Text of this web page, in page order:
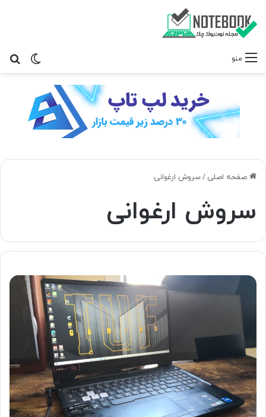
منو
صفحه اصلی /سروش ارغوانی
سروش ارغوانی